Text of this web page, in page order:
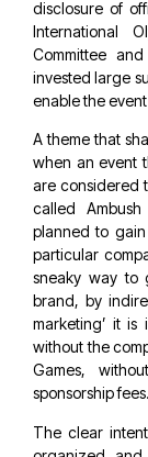
disclosure of
International
Committee
invested large
enable the event
A theme that
when an event
are considered
called
planned to
particular
sneaky way to
brand, by
marketing’ it
without the
Games,
sponsorship fees.
The clear